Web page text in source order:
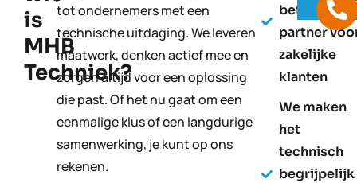
is
MHB
Techniek?
tot ondernemers met een
technische uitdaging. We leveren
maatwerk, denken actief mee en
zorgen altijd voor een oplossing
die past. Of het nu gaat om een
eenmalige klus of een langdurige
samenwerking, je kunt op ons
rekenen.
partner
zakelijke
klanten
We maken
het
technisch
begrijpelijk